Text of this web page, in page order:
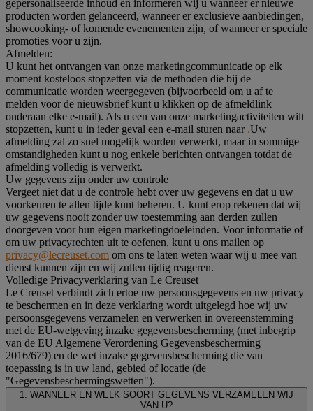
gepersonaliseerde inhoud en informeren wij u wanneer er nieuwe
producten worden gelanceerd, wanneer er exclusieve aanbiedingen,
showcooking- of komende evenementen zijn, of wanneer er speciale
promoties voor u zijn.
Afmelden:
U kunt het ontvangen van onze marketingcommunicatie op elk
moment kosteloos stopzetten via de methoden die bij de
communicatie worden weergegeven (bijvoorbeeld om u af te
melden voor de nieuwsbrief kunt u klikken op de afmeldlink
onderaan elke e-mail). Als u een van onze marketingactiviteiten wilt
stopzetten, kunt u in ieder geval een e-mail sturen naar .Uw
afmelding zal zo snel mogelijk worden verwerkt, maar in sommige
omstandigheden kunt u nog enkele berichten ontvangen totdat de
afmelding volledig is verwerkt.
Uw gegevens zijn onder uw controle
Vergeet niet dat u de controle hebt over uw gegevens en dat u uw
voorkeuren te allen tijde kunt beheren. U kunt erop rekenen dat wij
uw gegevens nooit zonder uw toestemming aan derden zullen
doorgeven voor hun eigen marketingdoeleinden. Voor informatie of
om uw privacyrechten uit te oefenen, kunt u ons mailen op
privacy@lecreuset.com om ons te laten weten waar wij u mee van
dienst kunnen zijn en wij zullen tijdig reageren.
Volledige Privacyverklaring van Le Creuset
Le Creuset verbindt zich ertoe uw persoonsgegevens en uw privacy
te beschermen en in deze verklaring wordt uitgelegd hoe wij uw
persoonsgegevens verzamelen en verwerken in overeenstemming
met de EU-wetgeving inzake gegevensbescherming (met inbegrip
van de EU Algemene Verordening Gegevensbescherming
2016/679) en de wet inzake gegevensbescherming die van
toepassing is in uw land, gebied of locatie (de
"Gegevensbeschermingswetten").
1. WANNEER EN WELK SOORT GEGEVENS VERZAMELEN WIJ
VAN U?